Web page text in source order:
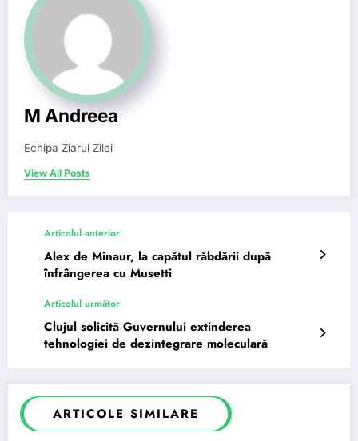
M Andreea
Echipa Ziarul Zilei
View All Posts
Articolul anterior
Alex de Minaur, la capătul răbdării după
înfrângerea cu Musetti
Articolul următor
Clujul solicită Guvernului extinderea
tehnologiei de dezintegrare moleculară
ARTICOLE SIMILARE